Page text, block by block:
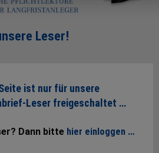
Leser!
ist nur für unsere
Leser freigeschaltet …
Dann bitte hier einloggen …